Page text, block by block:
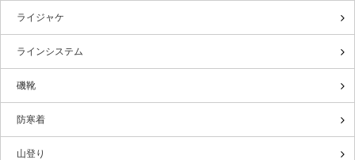
ライジャケ
ラインシステム
磯靴
防寒着
山登り